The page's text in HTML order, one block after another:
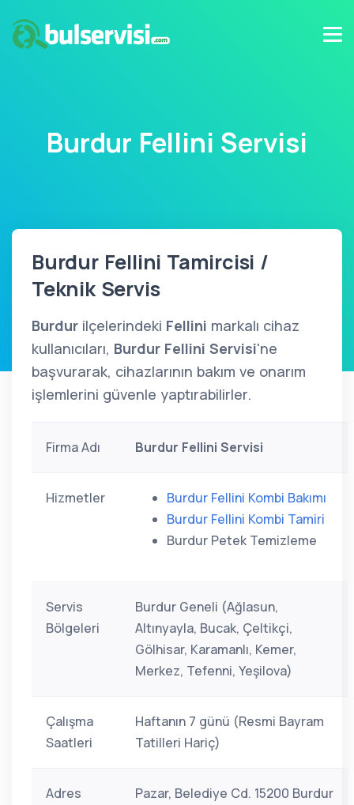
Burdur Fellini Servisi
Burdur Fellini Tamircisi /
Teknik Servis
Burdur ilçelerindeki Fellini markalı cihaz
kullanıcıları, Burdur Fellini Servisi'ne
başvurarak, cihazlarının bakım ve onarım
işlemlerini güvenle yaptırabilirler.
Firma Adı Burdur Fellini Servisi
Hizmetler
Burdur Fellini Kombi Bakımı
Burdur Fellini Kombi Tamiri
Burdur Petek Temizleme
Servis
Bölgeleri
Burdur Geneli (Ağlasun,
Altınyayla, Bucak, Çeltikçi,
Gölhisar, Karamanlı, Kemer,
Merkez, Tefenni, Yeşilova)
Çalışma
Saatleri
Haftanın 7 günü (Resmi Bayram
Tatilleri Hariç)
Adres
Pazar, Belediye Cd. 15200 Burdur